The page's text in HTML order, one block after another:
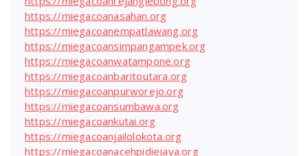
https://miegacoanasahan.org
https://miegacoanempatlawang.org
https://miegacoansimpangampek.org
https://miegacoanwatampone.org
https://miegacoanbaritoutara.org
https://miegacoanpurworejo.org
https://miegacoansumbawa.org
https://miegacoankutai.org
https://miegacoanjailolokota.org
https://miegacoanacehpidiejaya.org